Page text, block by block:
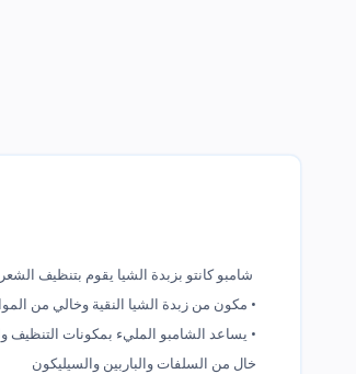
شامبو كانتو بزبدة الشيا يقوم بتنظيف
• مكون من زبدة الشيا النقية وخالي من
• يساعد الشامبو المليء بمكونات
خال من السلفات والباربين والسيليكون